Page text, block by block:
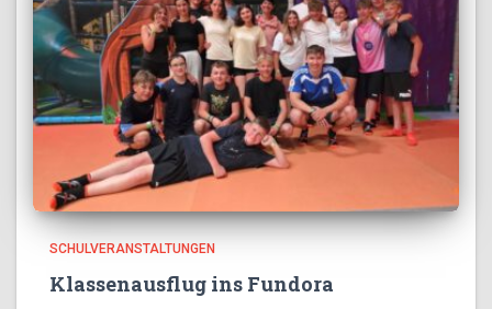
SCHULVERANSTALTUNGEN
Klassenausflug ins Fundora